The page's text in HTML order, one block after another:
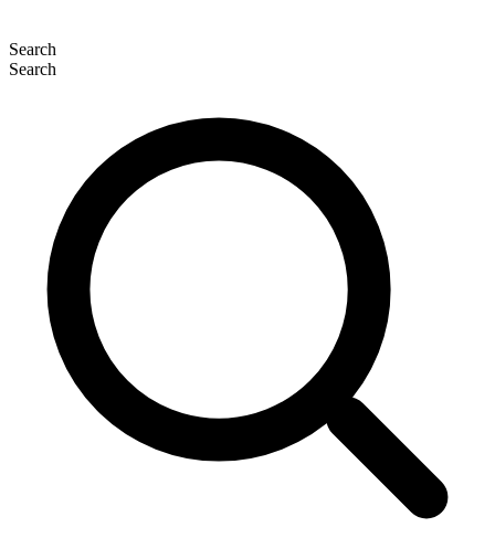
Search
Search